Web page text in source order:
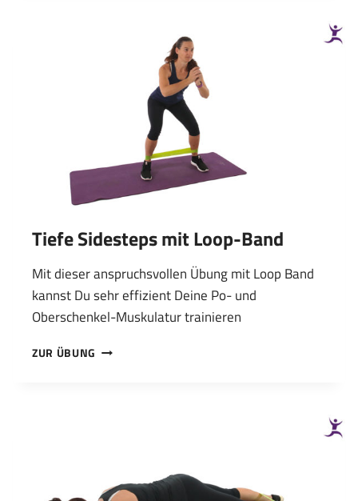
Tiefe Sidesteps mit Loop-Band
Mit dieser anspruchsvollen Übung mit Loop Band
kannst Du sehr effizient Deine Po- und
Oberschenkel-Muskulatur trainieren
ZUR ÜBUNG TIEFE